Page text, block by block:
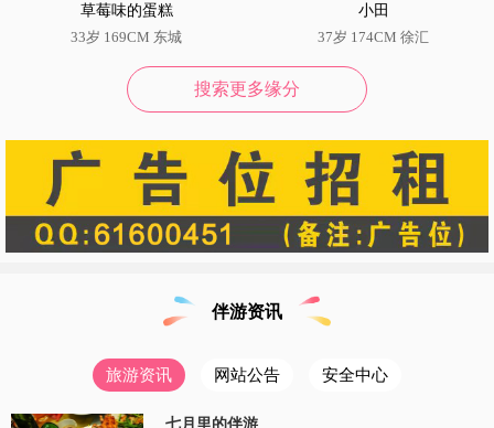
草莓味的蛋糕
33岁 169CM 东城
小田
37岁 174CM 徐汇
搜索更多缘分
伴游资讯
旅游资讯 网站公告 安全中心
七月里的伴游